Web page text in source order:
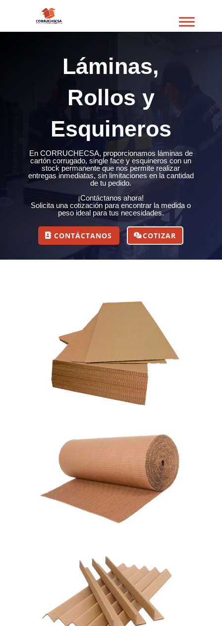
Láminas,
Rollos y
Esquineros
En CORRUCHECSA, proporcionamos láminas de
cartón corrugado, single face y esquineros con un
stock permanente que nos permite realizar
entregas inmediatas, sin limitaciones en la cantidad
de tu pedido.
¡Contáctanos ahora!
Solicita una cotización para encontrar la medida o
peso ideal para tus necesidades.
CONTÁCTANOS COTIZAR
Láminas de cartón
2,9 x 2,22 m cartón de calidad, sin límite mínimo de
pedido, stock permanente.
Rollos Single Face
2,6 m cartón de calidad, sin límite mínimo de pedido, stock
permanente.
Esquineros
2,24 m cartón de calidad, sin límite mínimo de pedido,
consultar stock.